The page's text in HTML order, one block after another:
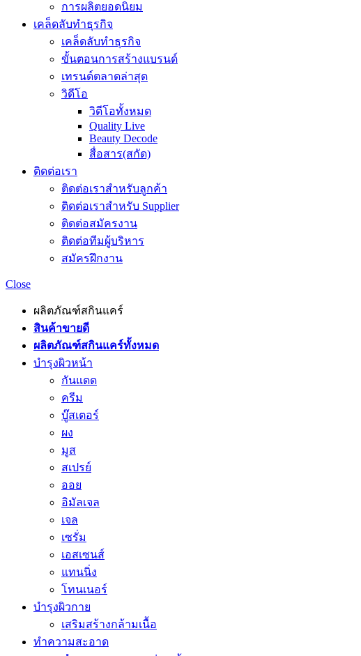
การผลิตยอดนิยม
เคล็ดลับทำธุรกิจ
เคล็ดลับทำธุรกิจ
ขั้นตอนการสร้างแบรนด์
เทรนด์ตลาดล่าสุด
วิดีโอ
วิดีโอทั้งหมด
Quality Live
Beauty Decode
สื่อสาร(สกัด)
ติดต่อเรา
ติดต่อเราสำหรับลูกค้า
ติดต่อเราสำหรับ Supplier
ติดต่อสมัครงาน
ติดต่อทีมผู้บริหาร
สมัครฝึกงาน
Close
ผลิตภัณฑ์สกินแคร์
สินค้าขายดี
ผลิตภัณฑ์สกินแคร์ทั้งหมด
บำรุงผิวหน้า
กันแดด
ครีม
บู๊สเตอร์
ผง
มูส
สเปรย์
ออย
อิมัลเจล
เจล
เซรั่ม
เอสเซนส์
แทนนิ่ง
โทนเนอร์
บำรุงผิวกาย
เสริมสร้างกล้ามเนื้อ
ทำความสะอาด